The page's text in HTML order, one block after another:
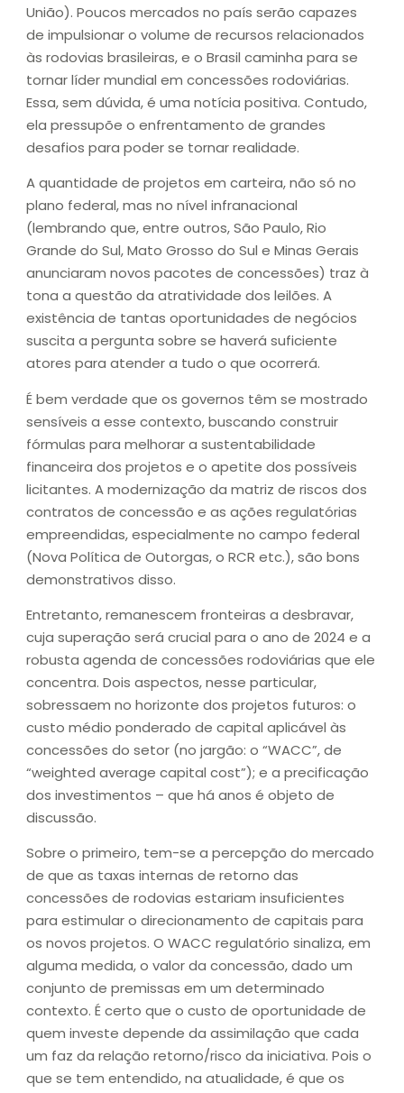
União). Poucos mercados no país serão capazes
de impulsionar o volume de recursos relacionados
às rodovias brasileiras, e o Brasil caminha para se
tornar líder mundial em concessões rodoviárias.
Essa, sem dúvida, é uma notícia positiva. Contudo,
ela pressupõe o enfrentamento de grandes
desafios para poder se tornar realidade.
A quantidade de projetos em carteira, não só no
plano federal, mas no nível infranacional
(lembrando que, entre outros, São Paulo, Rio
Grande do Sul, Mato Grosso do Sul e Minas Gerais
anunciaram novos pacotes de concessões) traz à
tona a questão da atratividade dos leilões. A
existência de tantas oportunidades de negócios
suscita a pergunta sobre se haverá suficiente
atores para atender a tudo o que ocorrerá.
É bem verdade que os governos têm se mostrado
sensíveis a esse contexto, buscando construir
fórmulas para melhorar a sustentabilidade
financeira dos projetos e o apetite dos possíveis
licitantes. A modernização da matriz de riscos dos
contratos de concessão e as ações regulatórias
empreendidas, especialmente no campo federal
(Nova Política de Outorgas, o RCR etc.), são bons
demonstrativos disso.
Entretanto, remanescem fronteiras a desbravar,
cuja superação será crucial para o ano de 2024 e a
robusta agenda de concessões rodoviárias que ele
concentra. Dois aspectos, nesse particular,
sobressaem no horizonte dos projetos futuros: o
custo médio ponderado de capital aplicável às
concessões do setor (no jargão: o “WACC”, de
“weighted average capital cost”); e a precificação
dos investimentos – que há anos é objeto de
discussão.
Sobre o primeiro, tem-se a percepção do mercado
de que as taxas internas de retorno das
concessões de rodovias estariam insuficientes
para estimular o direcionamento de capitais para
os novos projetos. O WACC regulatório sinaliza, em
alguma medida, o valor da concessão, dado um
conjunto de premissas em um determinado
contexto. É certo que o custo de oportunidade de
quem investe depende da assimilação que cada
um faz da relação retorno/risco da iniciativa. Pois o
que se tem entendido, na atualidade, é que os